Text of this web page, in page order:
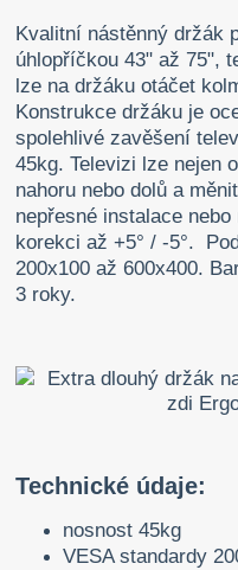
Kvalitní nástěnný držák
úhlopříčkou 43" až 75",
lze na držáku otáčet
Konstrukce držáku je
spolehlivé zavěšení
45kg. Televizi lze nejen
nahoru nebo dolů a
nepřesné instalace
korekci až +5° / -5°.
200x100 až 600x400.
3 roky.
Technické údaje:
nosnost 45kg
VESA standardy